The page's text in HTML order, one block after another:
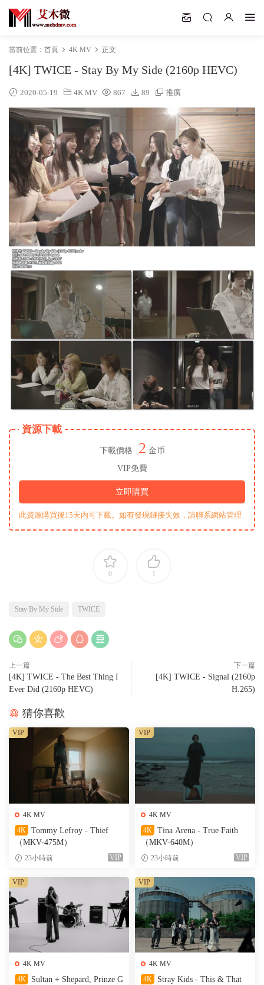
當前位置： 首頁 4K MV 正文
[4K] TWICE - Stay By My Side (2160p HEVC)
2020-05-19 4K MV 867 89 推廣
資源下載
下載價格 2 金币
VIP免費
立即購買
此資源購買後15天内可下載。如有發現鏈接失效，請聯系網站管理
0 1
Stay By My Side TWICE
上一篇
[4K] TWICE - The Best Thing I
Ever Did (2160p HEVC)
下一篇
[4K] TWICE - Signal (2160p
H.265)
猜你喜歡
4K MV
4K
Tommy Lefroy - Thief
（MKV-475M）
23小時前 VIP
VIP
4K MV
4K
Tina Arena - True Faith
（MKV-640M）
23小時前 VIP
VIP
4K MV
4K
Sultan + Shepard, Prinze G
VIP
4K MV
4K
Stray Kids - This & That
VIP